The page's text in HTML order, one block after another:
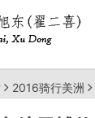
2016骑行美洲